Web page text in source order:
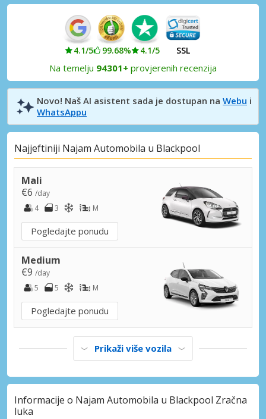
4.1/5 99.68% 4.1/5 SSL
Na temelju 94301+ provjerenih recenzija
Novo! Naš AI asistent sada je dostupan na Webu i
WhatsAppu
Najjeftiniji Najam Automobila u Blackpool
Mali
€6 /day
4
3 M
Pogledajte ponudu
Medium
€9 /day
5
5 M
Pogledajte ponudu
Prikaži više vozila
Informacije o Najam Automobila u Blackpool Zračna
luka